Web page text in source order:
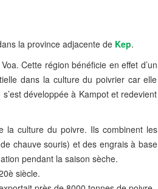
la province adjacente de Kep.
Cette région bénéficie en effet d’un
dans la culture du poivrier car elle
développée à Kampot et redevient
la culture du poivre. Ils combinent les
chauve souris) et des engrais à base
pendant la saison sèche.
siècle.